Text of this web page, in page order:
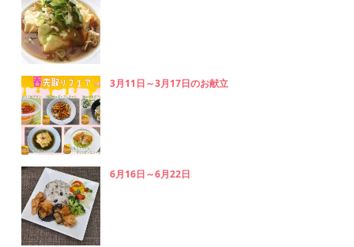
3月11日～3月17日のお献立
6月16日～6月22日